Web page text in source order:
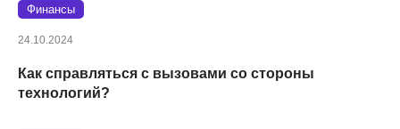
Финансы
24.10.2024
Как справляться с вызовами со стороны
технологий?